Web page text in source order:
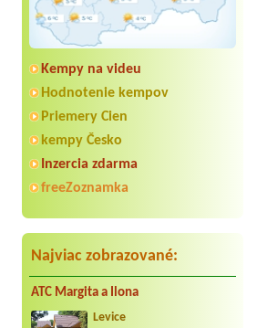
Kempy na videu
Hodnotenie kempov
Priemery Cien
kempy Česko
Inzercia zdarma
freeZoznamka
Najviac zobrazované:
ATC Margita a Ilona
Levice